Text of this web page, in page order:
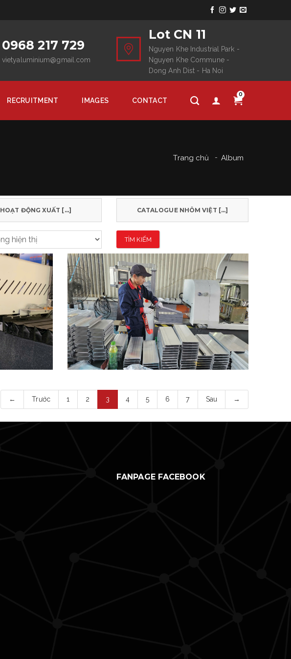
0968 217 729
vietyaluminium@gmail.com
Lot CN 11
Nguyen Khe Industrial Park -
Nguyen Khe Commune -
Dong Anh Dist - Ha Noi
RECRUITMENT IMAGES CONTACT
0
Trang chủ Album
HOẠT ĐỘNG XUẤT [...] CATALOGUE NHÔM VIỆT [...]
TÌM KIẾM
Gia Công Cắt
← Trước 1 2 3 4 5 6 7 Sau →
FANPAGE FACEBOOK